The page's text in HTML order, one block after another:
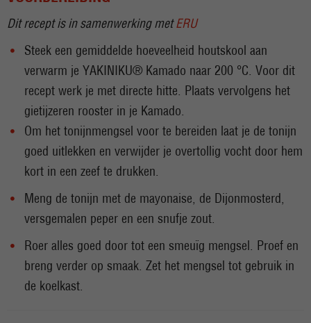
Dit recept is in samenwerking metERU
Steek een gemiddelde hoeveelheid houtskool aan
verwarm je YAKINIKU® Kamado naar 200 °C. Voor dit
recept werk je met directe hitte. Plaats vervolgens het
gietijzeren rooster in je Kamado.
Om het tonijnmengsel voor te bereiden laat je de tonijn
goed uitlekken en verwijder je overtollig vocht door hem
kort in een zeef te drukken.
Meng de tonijn met de mayonaise, de Dijonmosterd,
versgemalen peper en een snufje zout.
Roer alles goed door tot een smeuïg mengsel. Proef en
breng verder op smaak. Zet het mengsel tot gebruik in
de koelkast.